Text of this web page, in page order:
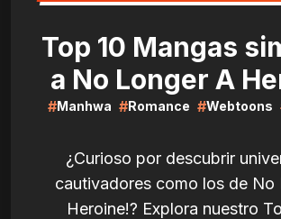
Top 10 Mangas
a No Longer A
#Manhwa #Romance #Webtoons
¿Curioso por descubrir
cautivadores como los de No
Heroine!? Explora nuestro